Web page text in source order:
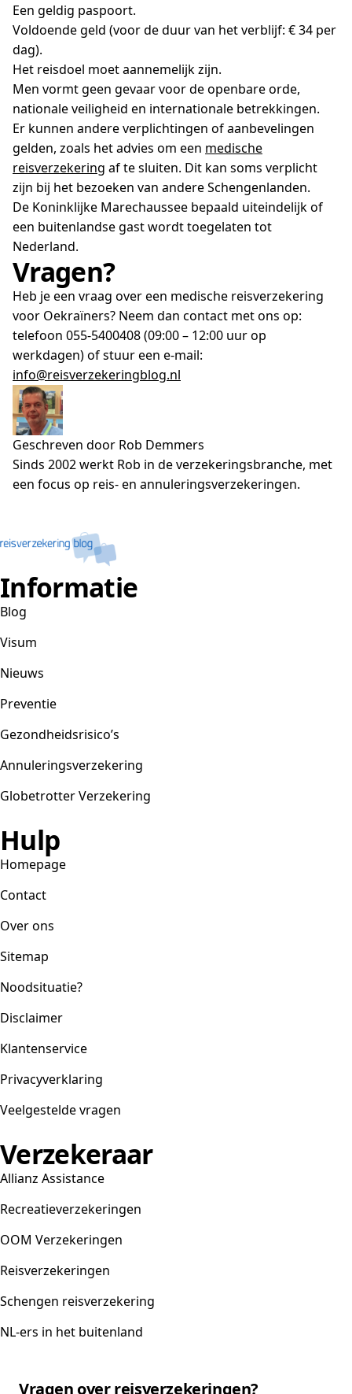
Een geldig paspoort.
Voldoende geld (voor de duur van het verblijf: € 34 per
dag).
Het reisdoel moet aannemelijk zijn.
Men vormt geen gevaar voor de openbare orde,
nationale veiligheid en internationale betrekkingen.
Er kunnen andere verplichtingen of aanbevelingen
gelden, zoals het advies om een medische
reisverzekering af te sluiten. Dit kan soms verplicht
zijn bij het bezoeken van andere Schengenlanden.
De Koninklijke Marechaussee bepaald uiteindelijk of
een buitenlandse gast wordt toegelaten tot
Nederland.
Vragen?
Heb je een vraag over een medische reisverzekering
voor Oekraïners? Neem dan contact met ons op:
telefoon 055-5400408 (09:00 – 12:00 uur op
werkdagen) of stuur een e-mail:
info@reisverzekeringblog.nl
Geschreven door Rob Demmers
Sinds 2002 werkt Rob in de verzekeringsbranche, met
een focus op reis- en annuleringsverzekeringen.
Informatie
Blog
Visum
Nieuws
Preventie
Gezondheidsrisico’s
Annuleringsverzekering
Globetrotter Verzekering
Hulp
Homepage
Contact
Over ons
Sitemap
Noodsituatie?
Disclaimer
Klantenservice
Privacyverklaring
Veelgestelde vragen
Verzekeraar
Allianz Assistance
Recreatieverzekeringen
OOM Verzekeringen
Reisverzekeringen
Schengen reisverzekering
NL-ers in het buitenland
Vragen over reisverzekeringen?